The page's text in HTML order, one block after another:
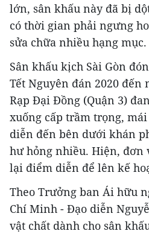
lớn, sân khấu này đã bị
có thời gian phải ngưng
sửa chữa nhiều hạng mục.
Sân khấu kịch Sài Gòn
Tết Nguyên đán 2020
Rạp Đại Đồng (Quận 3)
xuống cấp trầm trọng,
diễn đến bên dưới khán
hư hỏng nhiều. Hiện, đơn
lại điểm diễn để lên kế
Theo Trưởng ban Ái hữu
Chí Minh - Đạo diễn
vật chất dành cho sân